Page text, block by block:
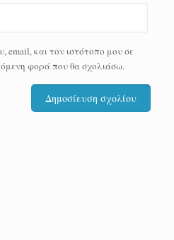
email, και τον ιστότοπο μου σε
φορά που θα σχολιάσω.